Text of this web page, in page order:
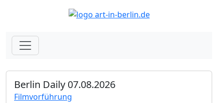
Berlin Daily 07.08.2026
Filmvorführung